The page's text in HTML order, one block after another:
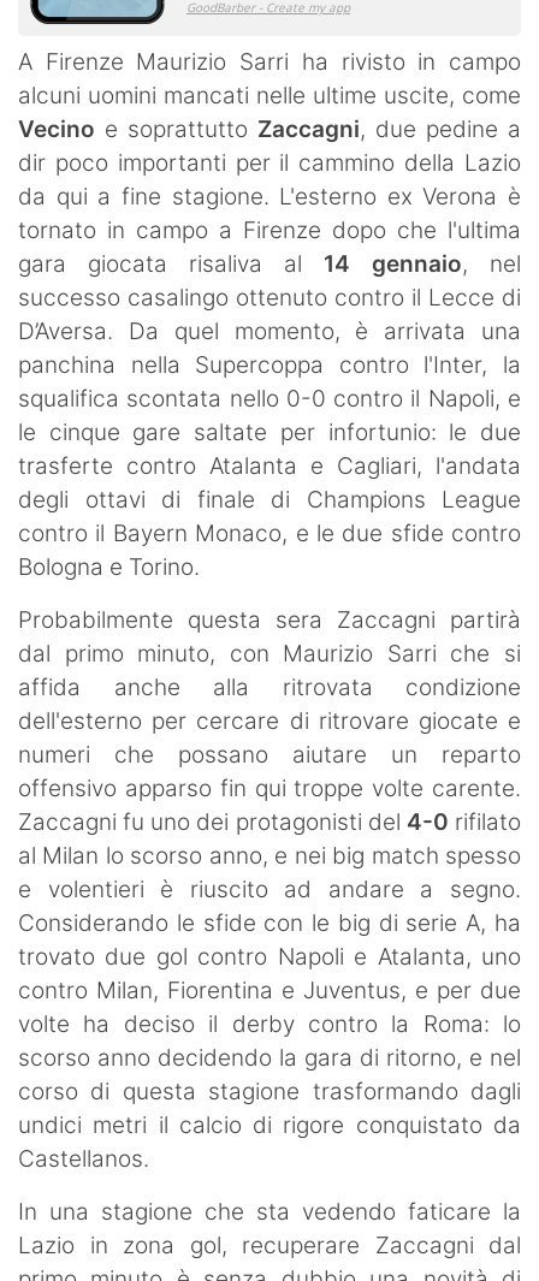
A Firenze Maurizio Sarri ha rivisto in campo
alcuni uomini mancati nelle ultime uscite, come
Vecino e soprattutto Zaccagni, due pedine a
dir poco importanti per il cammino della Lazio
da qui a fine stagione. L'esterno ex Verona è
tornato in campo a Firenze dopo che l'ultima
gara giocata risaliva al 14 gennaio, nel
successo casalingo ottenuto contro il Lecce di
D’Aversa. Da quel momento, è arrivata una
panchina nella Supercoppa contro l'Inter, la
squalifica scontata nello 0-0 contro il Napoli, e
le cinque gare saltate per infortunio: le due
trasferte contro Atalanta e Cagliari, l'andata
degli ottavi di finale di Champions League
contro il Bayern Monaco, e le due sfide contro
Bologna e Torino.
Probabilmente questa sera Zaccagni partirà
dal primo minuto, con Maurizio Sarri che si
affida anche alla ritrovata condizione
dell'esterno per cercare di ritrovare giocate e
numeri che possano aiutare un reparto
offensivo apparso fin qui troppe volte carente.
Zaccagni fu uno dei protagonisti del 4-0 rifilato
al Milan lo scorso anno, e nei big match spesso
e volentieri è riuscito ad andare a segno.
Considerando le sfide con le big di serie A, ha
trovato due gol contro Napoli e Atalanta, uno
contro Milan, Fiorentina e Juventus, e per due
volte ha deciso il derby contro la Roma: lo
scorso anno decidendo la gara di ritorno, e nel
corso di questa stagione trasformando dagli
undici metri il calcio di rigore conquistato da
Castellanos.
In una stagione che sta vedendo faticare la
Lazio in zona gol, recuperare Zaccagni dal